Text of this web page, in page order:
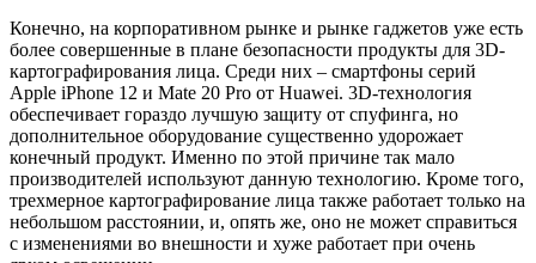
Конечно, на корпоративном рынке и рынке гаджетов уже есть
более совершенные в плане безопасности продукты для 3D-
картографирования лица. Среди них – смартфоны серий
Apple iPhone 12 и Mate 20 Pro от Huawei. 3D-технология
обеспечивает гораздо лучшую защиту от спуфинга, но
дополнительное оборудование существенно удорожает
конечный продукт. Именно по этой причине так мало
производителей используют данную технологию. Кроме того,
трехмерное картографирование лица также работает только на
небольшом расстоянии, и, опять же, оно не может справиться
с изменениями во внешности и хуже работает при очень